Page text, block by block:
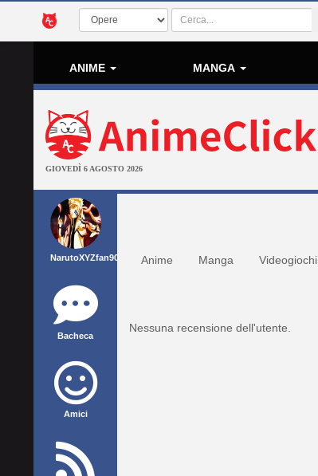
ANIME MANGA
GIOVEDÌ 6 AGOSTO 2026
NarutoXYZfan90
Bacheca
Amici
Anime Manga Videogiochi
Nessuna recensione dell'utente.